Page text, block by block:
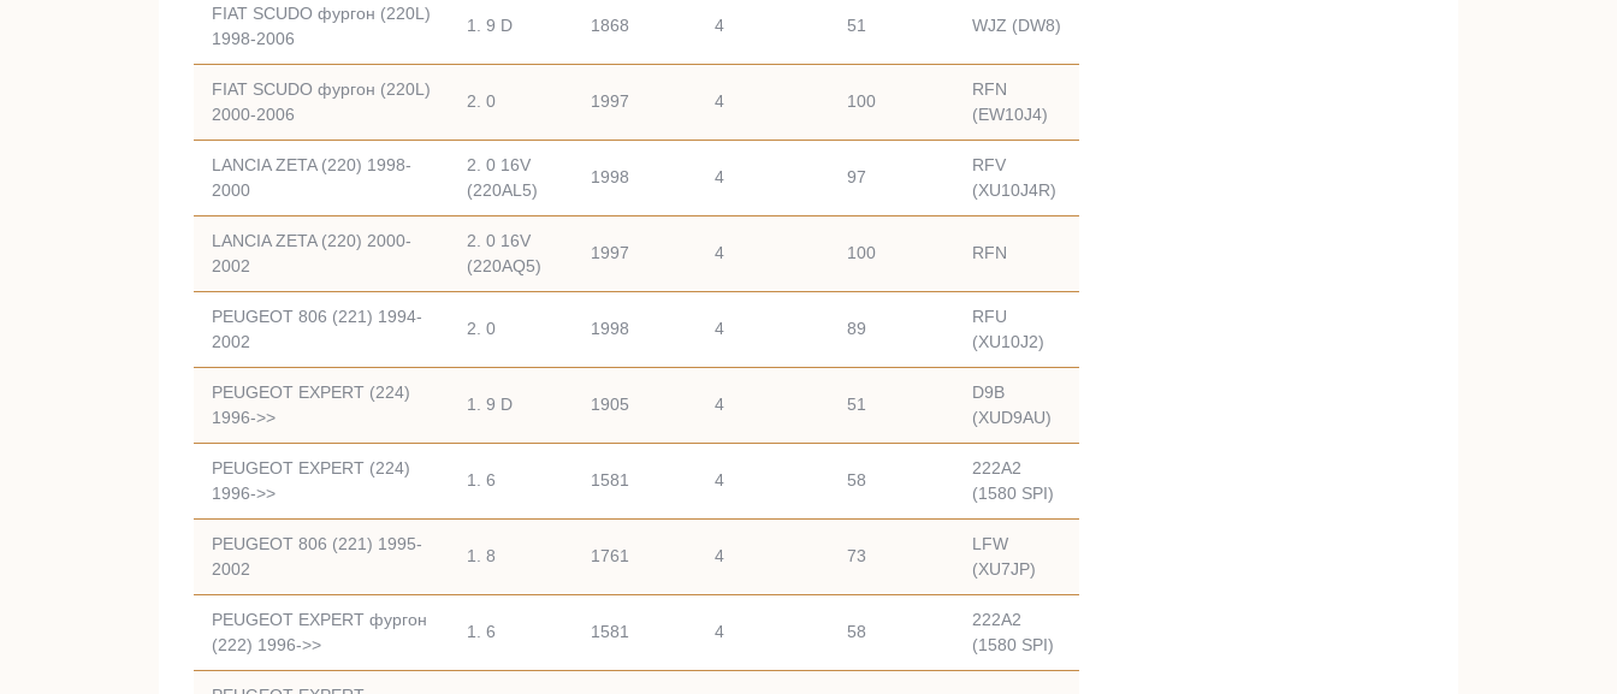
FIAT SCUDO фургон (220L)
1998-2006
1. 9 D 1868 4 51 WJZ (DW8)
FIAT SCUDO фургон (220L)
2000-2006
2. 0 1997 4 100
RFN
(EW10J4)
LANCIA ZETA (220) 1998-
2000
2. 0 16V
(220AL5)
1998 4 97
RFV
(XU10J4R)
LANCIA ZETA (220) 2000-
2002
2. 0 16V
(220AQ5)
1997 4 100 RFN
PEUGEOT 806 (221) 1994-
2002
2. 0 1998 4 89
RFU
(XU10J2)
PEUGEOT EXPERT (224)
1996->>
1. 9 D 1905 4 51
D9B
(XUD9AU)
PEUGEOT EXPERT (224)
1996->>
1. 6 1581 4 58
222A2
(1580 SPI)
PEUGEOT 806 (221) 1995-
2002
1. 8 1761 4 73
LFW
(XU7JP)
PEUGEOT EXPERT фургон
(222) 1996->>
1. 6 1581 4 58
222A2
(1580 SPI)